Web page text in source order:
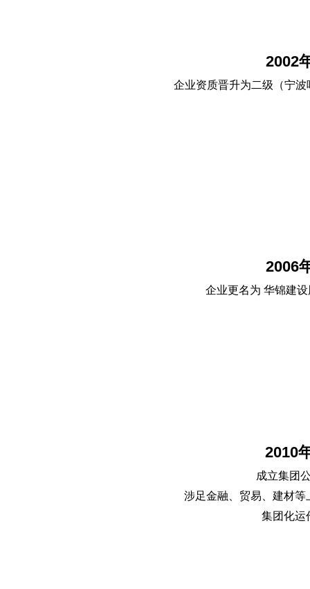
2010
成立集团
涉足金融、贸易、建材
集团化运
2006
企业更名为 华锦建
2002
企业资质晋升为二级（宁